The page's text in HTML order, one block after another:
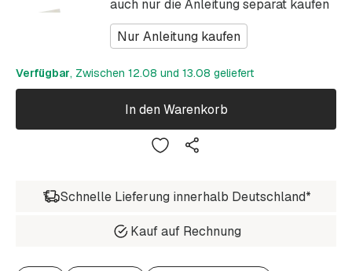
auch nur die Anleitung separat kaufen
Nur Anleitung kaufen
Verfügbar, Zwischen 12.08 und 13.08 geliefert
In den Warenkorb
Schnelle Lieferung innerhalb Deutschland*
Kauf auf Rechnung